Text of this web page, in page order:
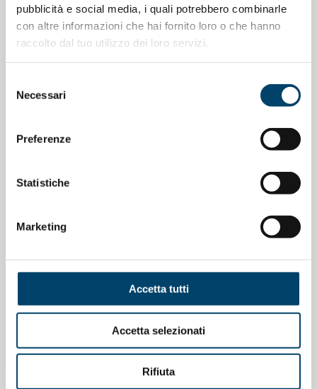
pubblicità e social media, i quali potrebbero combinarle
con altre informazioni che hai fornito loro o che hanno
raccolto dal tuo utilizzo dei loro servizi.
delNecessari
Preferenze
Statistiche
Marketing
Accetta tutti
Accetta selezionati
Rifiuta
NOTIZIE CORRELATE
Depressione Post Partum: intervista al
Prof. Claudio Mencacci
23 Apr 2026